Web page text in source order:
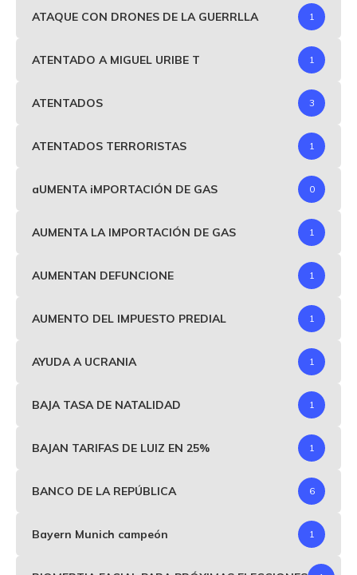
ATAQUE CON DRONES DE LA GUERRLLA 1
ATENTADO A MIGUEL URIBE T 1
ATENTADOS 3
ATENTADOS TERRORISTAS 1
aUMENTA iMPORTACIÓN DE GAS 0
AUMENTA LA IMPORTACIÓN DE GAS 1
AUMENTAN DEFUNCIONE 1
AUMENTO DEL IMPUESTO PREDIAL 1
AYUDA A UCRANIA 1
BAJA TASA DE NATALIDAD 1
BAJAN TARIFAS DE LUIZ EN 25% 1
BANCO DE LA REPÚBLICA 6
Bayern Munich campeón 1